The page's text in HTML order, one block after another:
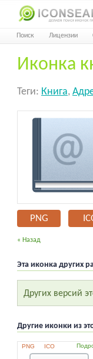
Поиск Лицензии
Иконка
Теги: Книга,
PNG
« Назад
Эта иконка других
Других версий
Другие иконки из
PNG ICO